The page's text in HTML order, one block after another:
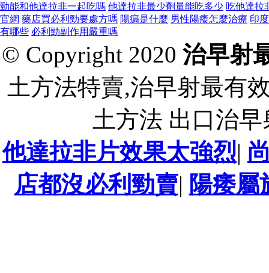
勁能和他達拉非一起吃嗎 他達拉非最少劑量能吃多少 吃他達拉
官網 藥店買必利勁要處方嗎 陽瘺是什麼 男性陽痿怎麼治療 印
有哪些 必利勁副作用嚴重嗎
© Copyright 2020 治早射
土方法特賣,治早射最有
土方法 出口治
他達拉非片效果太強烈|
店都沒必利勁賣| 陽痿屬